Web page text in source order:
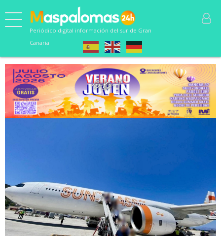
Periódico digital información del sur de Gran
Canaria